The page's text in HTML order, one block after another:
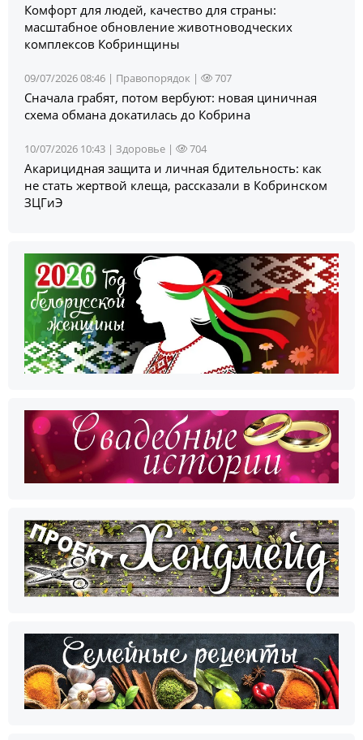
Комфорт для людей, качество для страны:
масштабное обновление животноводческих
комплексов Кобринщины
09/07/2026 08:46 | Правопорядок | 707
Сначала грабят, потом вербуют: новая циничная
схема обмана докатилась до Кобрина
10/07/2026 10:43 | Здоровье | 704
Акарицидная защита и личная бдительность: как
не стать жертвой клеща, рассказали в Кобринском
ЗЦГиЭ